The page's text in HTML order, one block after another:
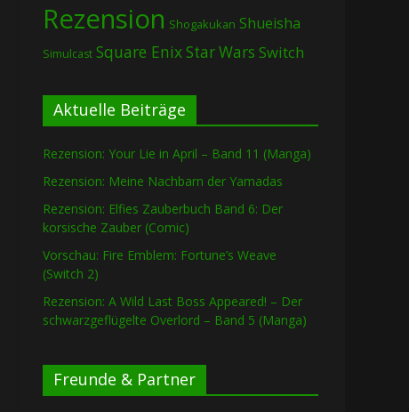
Rezension Shogakukan Shueisha
Simulcast Square EnixStar Wars Switch
Aktuelle Beiträge
Rezension: Your Lie in April – Band 11 (Manga)
Rezension: Meine Nachbarn der Yamadas
Rezension: Elfies Zauberbuch Band 6: Der
korsische Zauber (Comic)
Vorschau: Fire Emblem: Fortune’s Weave
(Switch 2)
Rezension: A Wild Last Boss Appeared! – Der
schwarzgeflügelte Overlord – Band 5 (Manga)
Freunde & Partner